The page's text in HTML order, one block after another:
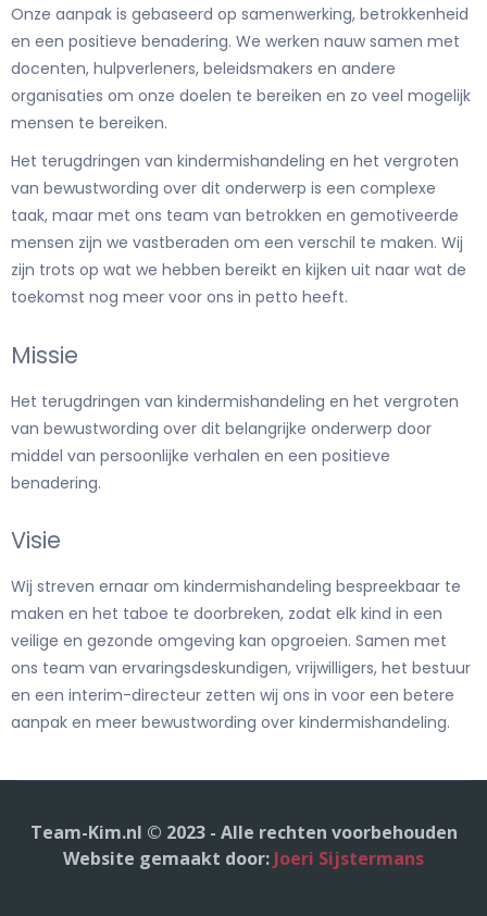
Onze aanpak is gebaseerd op samenwerking, betrokkenheid
en een positieve benadering. We werken nauw samen met
docenten, hulpverleners, beleidsmakers en andere
organisaties om onze doelen te bereiken en zo veel mogelijk
mensen te bereiken.
Het terugdringen van kindermishandeling en het vergroten
van bewustwording over dit onderwerp is een complexe
taak, maar met ons team van betrokken en gemotiveerde
mensen zijn we vastberaden om een verschil te maken. Wij
zijn trots op wat we hebben bereikt en kijken uit naar wat de
toekomst nog meer voor ons in petto heeft.
Missie
Het terugdringen van kindermishandeling en het vergroten
van bewustwording over dit belangrijke onderwerp door
middel van persoonlijke verhalen en een positieve
benadering.
Visie
Wij streven ernaar om kindermishandeling bespreekbaar te
maken en het taboe te doorbreken, zodat elk kind in een
veilige en gezonde omgeving kan opgroeien. Samen met
ons team van ervaringsdeskundigen, vrijwilligers, het bestuur
en een interim-directeur zetten wij ons in voor een betere
aanpak en meer bewustwording over kindermishandeling.
Team-Kim.nl © 2023 - Alle rechten voorbehouden
Website gemaakt door: Joeri Sijstermans